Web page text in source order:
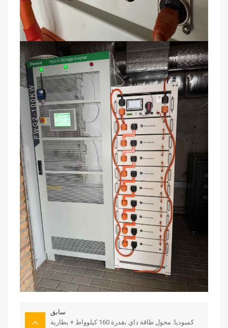
سابق
كمبوديا: محول طاقة داي بقدرة 160 كيلوواط + بطارية